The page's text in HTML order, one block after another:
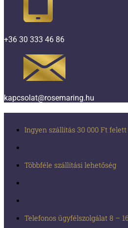
+36 30 333 46 86
kapcsolat@rosemaring.hu
Ingyen szállítás 30 000 Ft felett
Többféle szállítási lehetőség
Telefonos ügyfélszolgálat 8 –